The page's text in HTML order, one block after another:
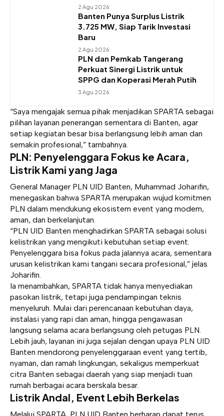
2 Agu 2026
Banten Punya Surplus Listrik
3.725 MW, Siap Tarik Investasi
Baru
2 Agu 2026
PLN dan Pemkab Tangerang
Perkuat Sinergi Listrik untuk
SPPG dan Koperasi Merah Putih
3 Agu 2026
“Saya mengajak semua pihak menjadikan SPARTA sebagai
pilihan layanan penerangan sementara di Banten, agar
setiap kegiatan besar bisa berlangsung lebih aman dan
semakin profesional,” tambahnya.
PLN: Penyelenggara Fokus ke Acara,
Listrik Kami yang Jaga
General Manager PLN UID Banten, Muhammad Joharifin,
menegaskan bahwa SPARTA merupakan wujud komitmen
PLN dalam mendukung ekosistem event yang modern,
aman, dan berkelanjutan.
“PLN UID Banten menghadirkan SPARTA sebagai solusi
kelistrikan yang mengikuti kebutuhan setiap event.
Penyelenggara bisa fokus pada jalannya acara, sementara
urusan kelistrikan kami tangani secara profesional,” jelas
Joharifin.
Ia menambahkan, SPARTA tidak hanya menyediakan
pasokan listrik, tetapi juga pendampingan teknis
menyeluruh. Mulai dari perencanaan kebutuhan daya,
instalasi yang rapi dan aman, hingga pengawasan
langsung selama acara berlangsung oleh petugas PLN.
Lebih jauh, layanan ini juga sejalan dengan upaya PLN UID
Banten mendorong penyelenggaraan event yang tertib,
nyaman, dan ramah lingkungan, sekaligus memperkuat
citra Banten sebagai daerah yang siap menjadi tuan
rumah berbagai acara berskala besar.
Listrik Andal, Event Lebih Berkelas